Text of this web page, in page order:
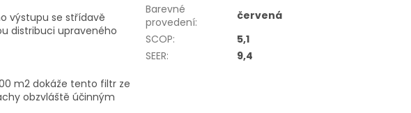
výstupu se střídavě
distribuci upraveného
m2 dokáže tento filtr ze
obzvláště účinným
Barevné
provedení:
červená
SCOP:
5,1
SEER: 9,4